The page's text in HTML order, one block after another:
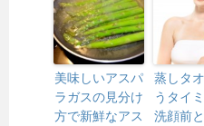
美味しいアスパ
ラガスの見分け
方で新鮮なアス
蒸しタ
うタイ
洗顔前